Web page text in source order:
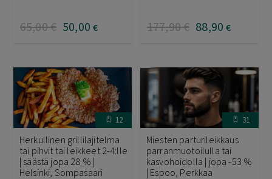
65,00€ 50,00 € 177,90€ 88,90 €
12
Herkullinen grillilajitelma
tai pihvit tai leikkeet 2-4:lle
| säästä jopa 28 % |
Helsinki, Sompasaari
31
Miesten parturileikkaus
parranmuotoilulla tai
kasvohoidolla | jopa -53 %
| Espoo, Perkkaa